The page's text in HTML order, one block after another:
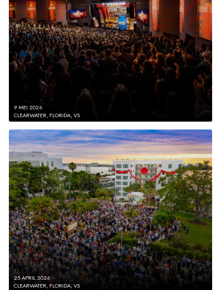
9 MEI 2026
CLEARWATER, FLORIDA, VS
25 APRIL 2026
CLEARWATER, FLORIDA, VS